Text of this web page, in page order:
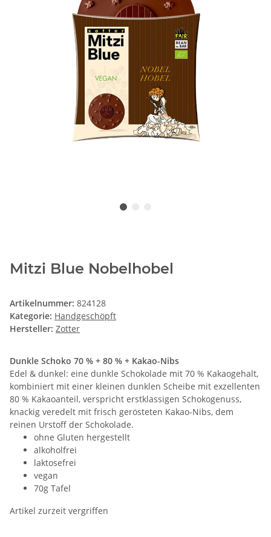
Mitzi Blue Nobelhobel
Artikelnummer: 824128
Kategorie: Handgeschöpft
Hersteller: Zotter
Dunkle Schoko 70 % + 80 % + Kakao-Nibs
Edel & dunkel: eine dunkle Schokolade mit 70 % Kakaogehalt,
kombiniert mit einer kleinen dunklen Scheibe mit exzellenten
80 % Kakaoanteil, verspricht erstklassigen Schokogenuss,
knackig veredelt mit frisch gerösteten Kakao-Nibs, dem
reinen Urstoff der Schokolade.
ohne Gluten hergestellt
alkoholfrei
laktosefrei
vegan
70g Tafel
Artikel zurzeit vergriffen